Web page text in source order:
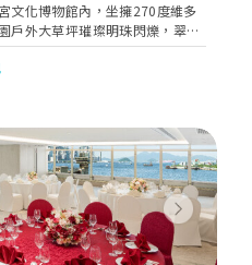
文化博物館內，坐擁270度維多
戶外大草坪璀璨明珠閃爍，翠綠
典。 氣派不凡的璟瓏
方呎，筵開24席及40席，樓底
Next